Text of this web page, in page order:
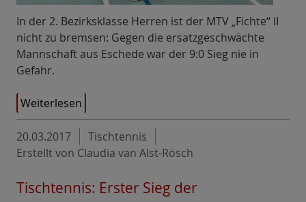
In der 2. Bezirksklasse Herren ist der MTV „Fichte“ II
nicht zu bremsen: Gegen die ersatzgeschwächte
Mannschaft aus Eschede war der 9:0 Sieg nie in
Gefahr.
Weiterlesen
20.03.2017
Tischtennis
Erstellt von Claudia van Alst-Rösch
Tischtennis: Erster Sieg der